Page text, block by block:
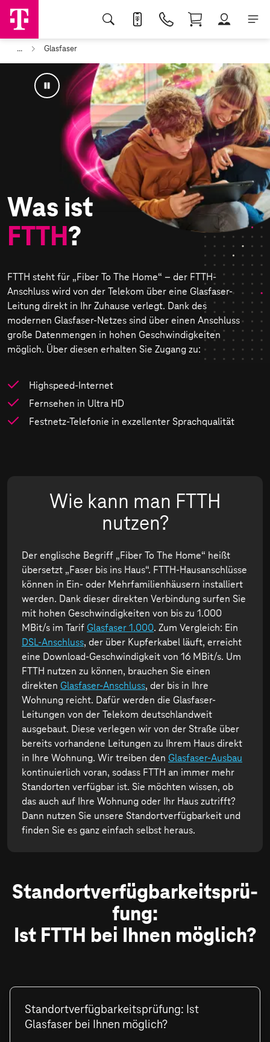
... Glasfaser
Was ist
FTTH?
FTTH steht für „Fiber To The Home“ – der FTTH-
Anschluss wird von der Telekom über eine Glasfaser-
Leitung direkt in Ihr Zuhause verlegt. Dank des
modernen Glasfaser-Netzes sind über einen Anschluss
große Datenmengen in hohen Geschwindigkeiten
möglich. Über diesen erhalten Sie Zugang zu:
Highspeed-Internet
Fernsehen in Ultra HD
Festnetz-Telefonie in exzellenter Sprachqualität
Wie kann man FTTH
nutzen?
Der englische Begriff „Fiber To The Home“ heißt
übersetzt „Faser bis ins Haus“. FTTH-Hausanschlüsse
können in Ein- oder Mehrfamilienhäusern installiert
werden. Dank dieser direkten Verbindung surfen Sie
mit hohen Geschwindigkeiten von bis zu 1.000
MBit/s im Tarif Glasfaser 1.000. Zum Vergleich: Ein
DSL-Anschluss, der über Kupferkabel läuft, erreicht
eine Download-Geschwindigkeit von 16 MBit/s. Um
FTTH nutzen zu können, brauchen Sie einen
direkten Glasfaser-Anschluss, der bis in Ihre
Wohnung reicht. Dafür werden die Glasfaser-
Leitungen von der Telekom deutschlandweit
ausgebaut. Diese verlegen wir von der Straße über
bereits vorhandene Leitungen zu Ihrem Haus direkt
in Ihre Wohnung. Wir treiben den Glasfaser-Ausbau
kontinuierlich voran, sodass FTTH an immer mehr
Standorten verfügbar ist. Sie möchten wissen, ob
das auch auf Ihre Wohnung oder Ihr Haus zutrifft?
Dann nutzen Sie unsere Standortverfügbarkeit und
finden Sie es ganz einfach selbst heraus.
Stand­ort­ver­füg­bar­keits­prü­
fung:
Ist FTTH bei Ihnen möglich?
Standortverfügbarkeitsprüfung: Ist
Glasfaser bei Ihnen möglich?